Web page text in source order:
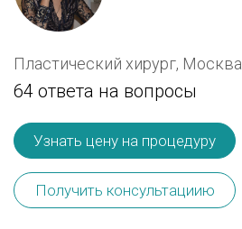
Пластический хирург, Москва
64 ответа на вопросы
Узнать цену на процедуру
Получить консультациию